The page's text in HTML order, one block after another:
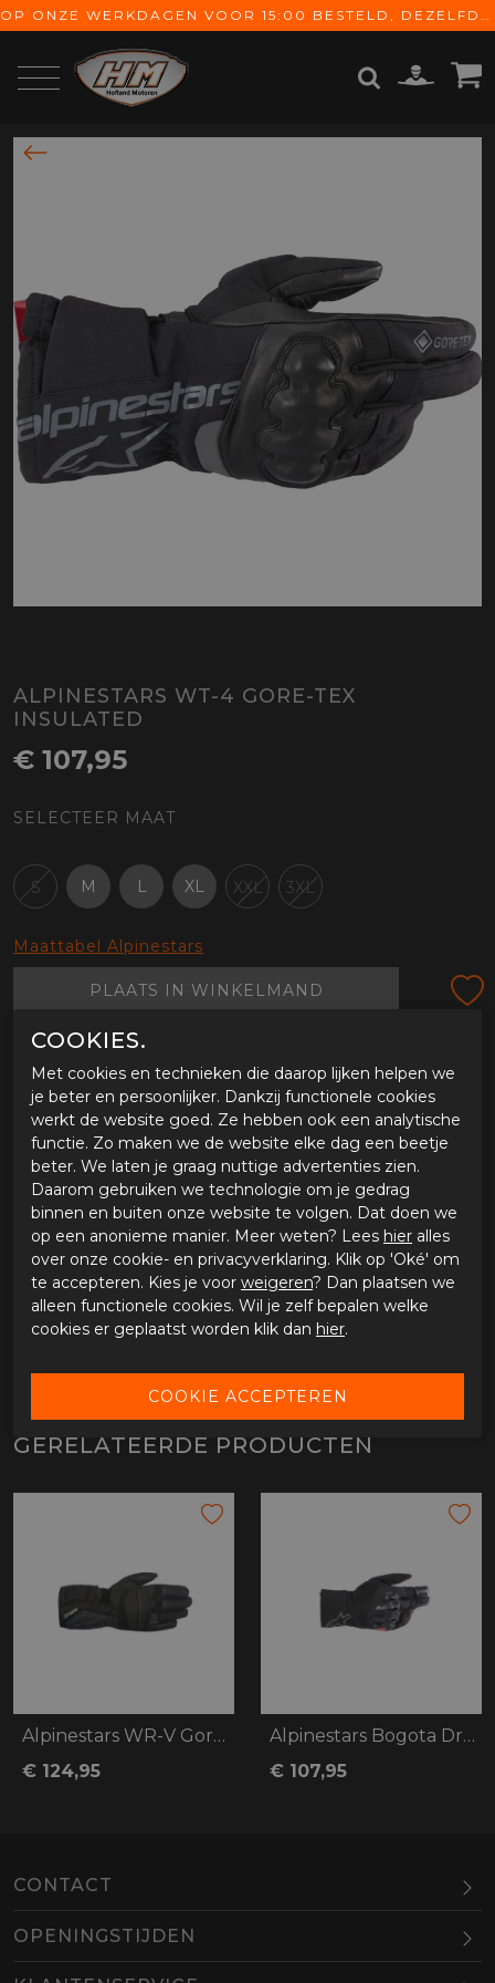
OP ONZE WERKDAGEN VOOR 15:00 BESTELD, DEZELFDE DAG VERZONDEN! GRATIS VERZENDING VANAF € 65,-
ALPINESTARS WT-4 GORE-TEX
INSULATED
€ 107,95
SELECTEER MAAT
S M L XL XXL 3XL
Maattabel Alpinestars
PLAATS IN WINKELMAND
Tijdens onze werkdagen voor 15:00 uur besteld, dezelfde
OMSCHRIJVING ALPINESTARS WT-4 GORE-TEX
INSULATED
Alpinestars WT-4 Gore-Tex Insulated
SPECIFICATIES ALPINESTARS WT-4 GORE-TEX
INSULATED
Merk
Alpinestars
Leveranciercode
352042510XXL
Categorie
Winter handschoenen
GERELATEERDE PRODUCTEN
Alpinestars WR-V Gore-Tex
€ 124,95
Alpinestars Bogota Drystar XF
€ 107,95
CONTACT
OPENINGSTIJDEN
Maandag
COOKIES.
Met cookies en technieken die daarop lijken helpen we
je beter en persoonlijker. Dankzij functionele cookies
werkt de website goed. Ze hebben ook een analytische
functie. Zo maken we de website elke dag een beetje
beter. We laten je graag nuttige advertenties zien.
Daarom gebruiken we technologie om je gedrag
binnen en buiten onze website te volgen. Dat doen we
op een anonieme manier. Meer weten? Lees hier alles
over onze cookie- en privacyverklaring. Klik op 'Oké' om
te accepteren. Kies je voor weigeren? Dan plaatsen we
alleen functionele cookies. Wil je zelf bepalen welke
cookies er geplaatst worden klik dan hier.